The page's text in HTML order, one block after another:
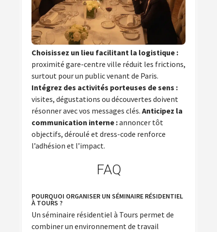
Choisissez un lieu facilitant la logistique :
proximité gare-centre ville réduit les frictions,
surtout pour un public venant de Paris.
Intégrez des activités porteuses de sens :
visites, dégustations ou découvertes doivent
résonner avec vos messages clés. Anticipez la
communication interne :annoncer tôt
objectifs, déroulé et dress-code renforce
l’adhésion et l’impact.
FAQ
POURQUOI ORGANISER UN SÉMINAIRE RÉSIDENTIEL
À TOURS ?
Un séminaire résidentiel à Tours permet de
combiner un environnement de travail